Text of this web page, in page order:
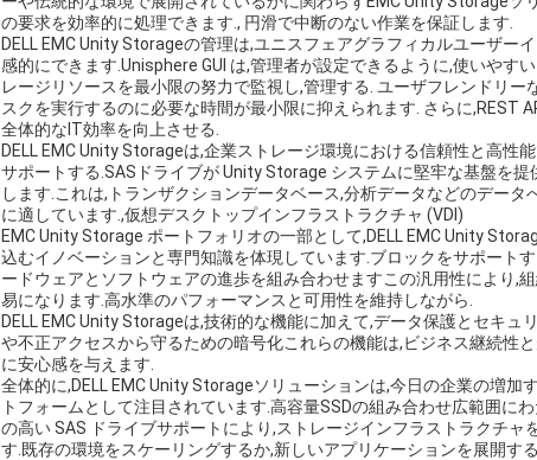
の要求を効率的に処理できます., 円滑で中断のない作業を保証します.
DELL EMC Unity Storageの管理は,ユニスフェアグラフィカルユーザー
感的にできます.Unisphere GUI は,管理者が設定できるように,使いやす
レージリソースを最小限の努力で監視し,管理する. ユーザフレンドリ
スクを実行するのに必要な時間が最小限に抑えられます. さらに,REST
全体的なIT効率を向上させる.
DELL EMC Unity Storageは,企業ストレージ環境における信頼性と高性
サポートする.SASドライブが Unity Storage システムに堅牢な基盤を
します.これは,トランザクションデータベース,分析データなどのデー
に適しています.,仮想デスクトップインフラストラクチャ (VDI)
EMC Unity Storage ポートフォリオの一部として,DELL EMC Unity
込むイノベーションと専門知識を体現しています.ブロックをサポート
ードウェアとソフトウェアの進歩を組み合わせますこの汎用性により,
易になります.高水準のパフォーマンスと可用性を維持しながら.
DELL EMC Unity Storageは,技術的な機能に加えて,データ保護とセキ
や不正アクセスから守るための暗号化これらの機能は,ビジネス継続性
に安心感を与えます.
全体的に,DELL EMC Unity Storageソリューションは,今日の企業の増
トフォームとして注目されています.高容量SSDの組み合わせ広範囲に
の高い SAS ドライブサポートにより,ストレージインフラストラクチ
す.既存の環境をスケーリングするか,新しいアプリケーションを展開す